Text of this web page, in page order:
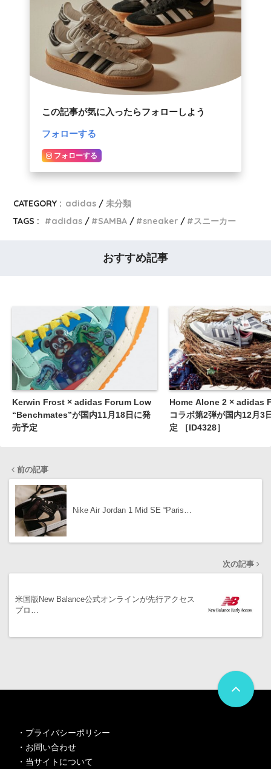
この記事が気に入ったらフォローしよう
フォローする
フォローする
CATEGORY : adidas
未分類
TAGS :
adidas SAMBA sneaker スニーカー
おすすめ記事
Kerwin Frost × adidas Forum Low
“Benchmates”が国内11月18日に発
売予定
Home Alone 2 × adidas
コラボ第2弾が国内12月3
定 ［ID4328］
前の記事
Nike Air Jordan 1 Mid SE “Paris…
次の記事
米国版New Balance公式オンラインが先行アクセス
プロ…
・ プライバシーポリシー
・ お問い合わせ
・ 当サイトについて